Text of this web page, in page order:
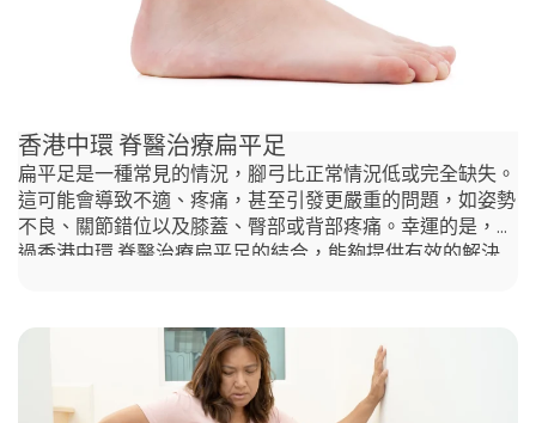
香港中環 脊醫治療扁平足
扁平足是一種常見的情況，腳弓比正常情況低或完全缺失。
這可能會導致不適、疼痛，甚至引發更嚴重的問題，如姿勢
不良、關節錯位以及膝蓋、臀部或背部疼痛。幸運的是，通
過香港中環 脊醫治療扁平足的結合，能夠提供有效的解決
腳部內側的彎曲結構。在健康的腳部中，腳弓會抬高並形成
一條 曲線，確保只有腳跟和腳趾接觸地面。這有助於在走
路或站立時均勻分配壓力。 要檢查您 的腳弓類型，可以嘗
試一個簡單的濕足印測試。方法如下：